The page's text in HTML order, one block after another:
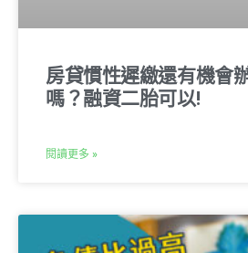
房貸慣性遲繳還有機會
嗎？融資二胎可以!
閱讀更多 »